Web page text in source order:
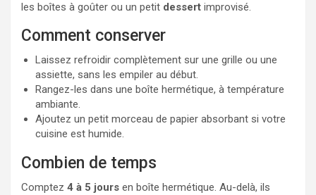
les boîtes à goûter ou un petit dessert improvisé.
Comment conserver
Laissez refroidir complètement sur une grille ou une
assiette, sans les empiler au début.
Rangez-les dans une boîte hermétique, à température
ambiante.
Ajoutez un petit morceau de papier absorbant si votre
cuisine est humide.
Combien de temps
Comptez 4 à 5 jours en boîte hermétique. Au-delà, ils